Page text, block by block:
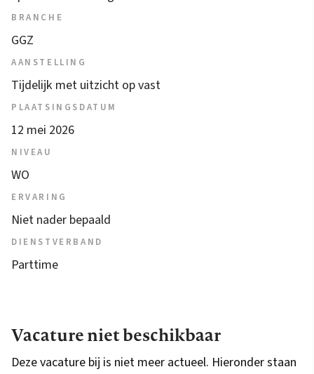
BRANCHE
GGZ
AANSTELLING
Tijdelijk met uitzicht op vast
PLAATSINGSDATUM
12 mei 2026
NIVEAU
WO
ERVARING
Niet nader bepaald
DIENSTVERBAND
Parttime
Vacature niet beschikbaar
Deze vacature bij is niet meer actueel. Hieronder staan